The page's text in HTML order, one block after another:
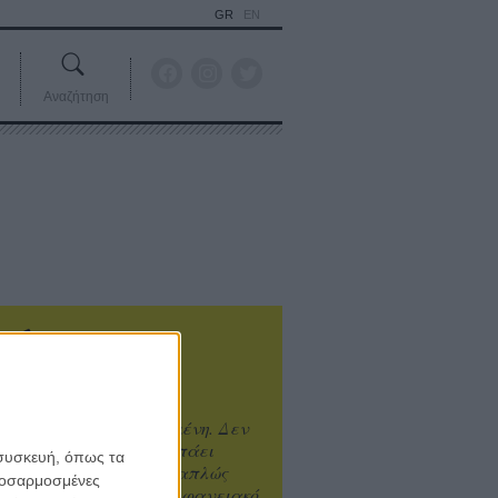
όπως τα
GR EN
Αναζήτηση
είναι υπερτιμημένη. Δεν
καλύτερο, δεν σε πάει
η επιτυχία. Είναι απλώς